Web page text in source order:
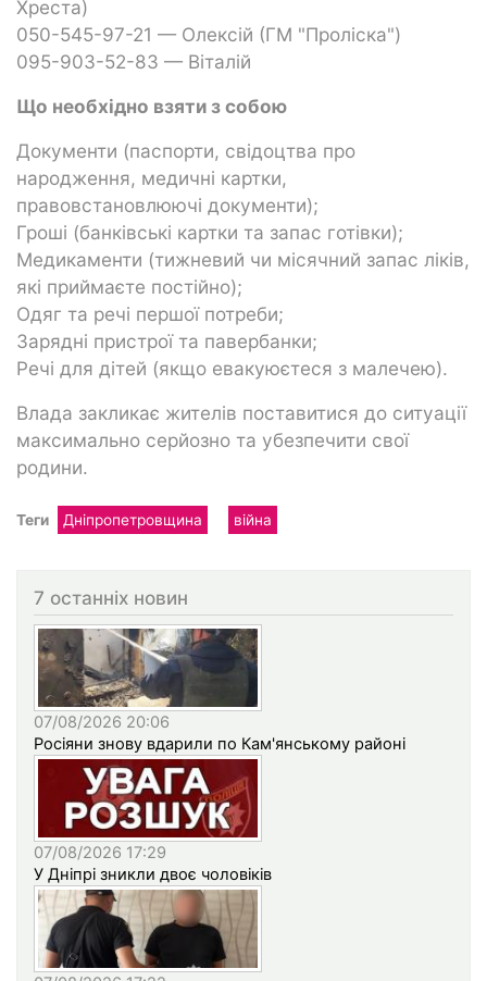
Хреста)
050-545-97-21 — Олексій (ГМ "Проліска")
095-903-52-83 — Віталій
Що необхідно взяти з собою
Документи (паспорти, свідоцтва про
народження, медичні картки,
правовстановлюючі документи);
Гроші (банківські картки та запас готівки);
Медикаменти (тижневий чи місячний запас ліків,
які приймаєте постійно);
Одяг та речі першої потреби;
Зарядні пристрої та павербанки;
Речі для дітей (якщо евакуюєтеся з малечею).
Влада закликає жителів поставитися до ситуації
максимально серйозно та убезпечити свої
родини.
Теги Дніпропетровщина війна
7 останніх новин
07/08/2026 20:06
Росіяни знову вдарили по Кам'янському районі
07/08/2026 17:29
У Дніпрі зникли двоє чоловіків